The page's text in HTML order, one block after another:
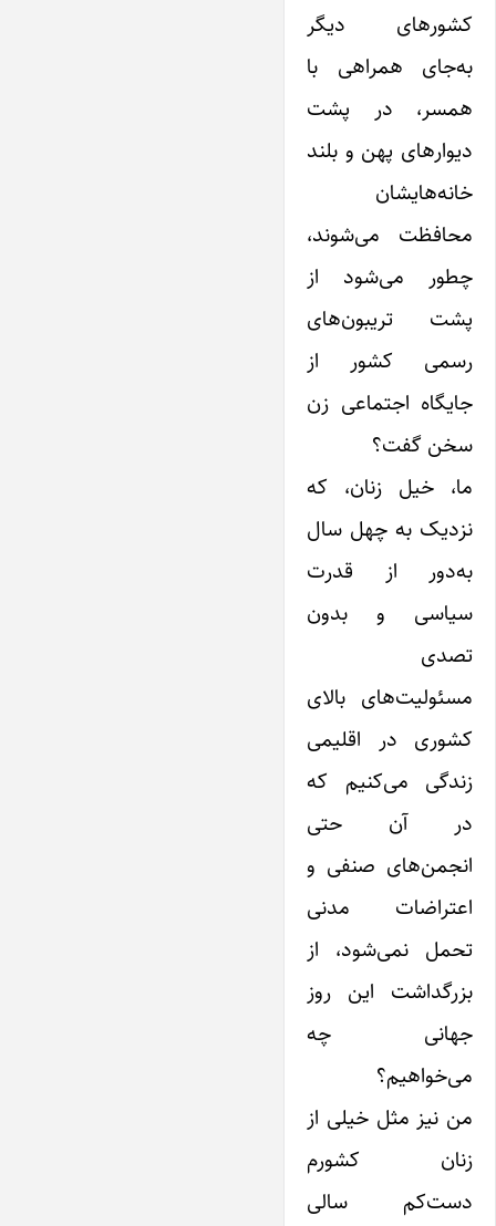
کشورهای دیگر
به‌جای همراهی با
همسر، در پشت
دیوارهای پهن و بلند
خانه‌هایشان
محافظت می‌شوند،
چطور می‌شود از
پشت تریبون‌های
رسمی کشور از
جایگاه اجتماعی زن
سخن گفت؟
ما، خیل زنان، که
نزدیک به چهل سال
به‌دور از قدرت
سیاسی و بدون
تصدی
مسئولیت‌های بالای
کشوری در اقلیمی
زندگی می‌کنیم که
در آن حتی
انجمن‌های صنفی و
اعتراضات مدنی
تحمل نمی‌شود، از
بزرگداشت این روز
جهانی چه
می‌خواهیم؟
من نیز مثل خیلی از
زنان کشورم
دست‌کم سالی